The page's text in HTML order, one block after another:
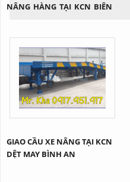
NÂNG HÀNG TẠI KCN BIÊN
GIAO CẦU XE NÂNG TẠI KCN
DỆT MAY BÌNH AN